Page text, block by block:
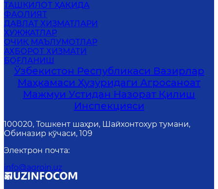
ТАШКИЛОТ ҲАҚИДА
ФАОЛИЯТ
ДАВЛАТ ХИЗМАТЛАРИ
ҲУЖЖАТЛАР
ОЧИҚ МАЪЛУМОТЛАР
АХБОРОТ ХИЗМАТИ
БОҒЛАНИШ
Ўзбекистон Республикаси Вазирлар
Маҳкамаси Ҳузуридаги Агросаноат
Мажмуи Устидан Назорат Қилиш
Инспекцияси
100020, Тошкент шаҳри, Шайхонтохур тумани,
Обиназир кўчаси, 109
Электрон почта:
info@agroin.uz